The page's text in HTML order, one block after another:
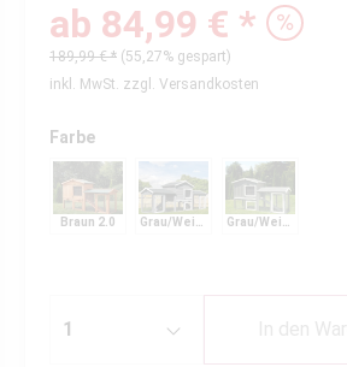
ab 84,99 € *
189,99 € * (55,27% gespart)
inkl. MwSt. zzgl. Versandkosten
Farbe
Braun 2.0